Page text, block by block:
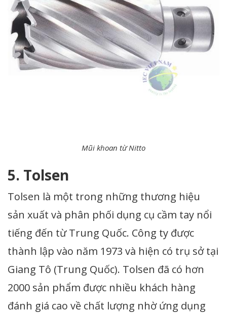
Mũi khoan từ Nitto
5. Tolsen
Tolsen là một trong những thương hiệu
sản xuất và phân phối dụng cụ cầm tay nổi
tiếng đến từ Trung Quốc. Công ty được
thành lập vào năm 1973 và hiện có trụ sở tại
Giang Tô (Trung Quốc). Tolsen đã có hơn
2000 sản phẩm được nhiều khách hàng
đánh giá cao về chất lượng nhờ ứng dụng